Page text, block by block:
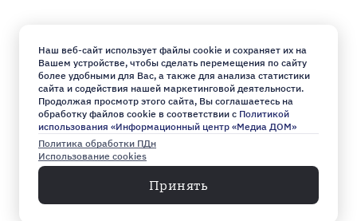
Наш веб-сайт использует файлы cookie и сохраняет их на
Вашем устройстве, чтобы сделать перемещения по сайту
более удобными для Вас, а также для анализа статистики
сайта и содействия нашей маркетинговой деятельности.
Продолжая просмотр этого сайта, Вы соглашаетесь на
обработку файлов cookie в соответствии с Политикой
использования «Информационный центр «Медиа ДОМ»
Политика обработки ПДн
Использование cookies
Принять